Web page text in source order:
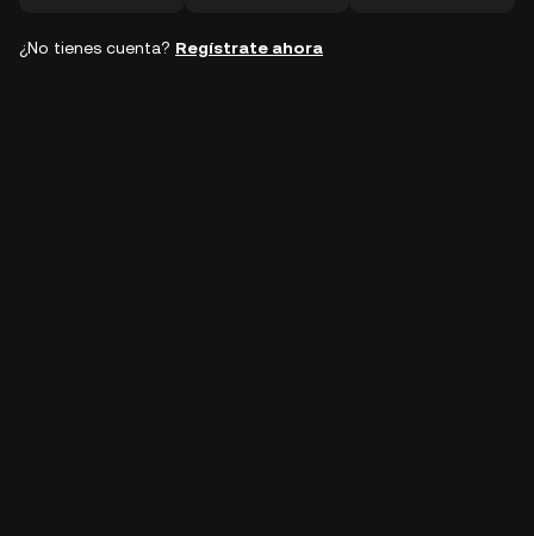
¿No tienes cuenta? Regístrate ahora